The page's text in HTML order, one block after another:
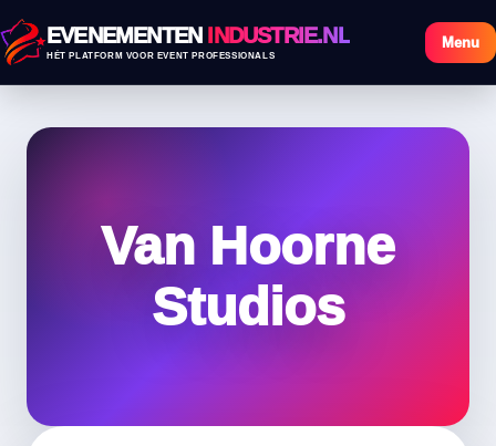
EVENEMENTEN INDUSTRIE.NL
HÉT PLATFORM VOOR EVENT PROFESSIONALS
Menu
Van Hoorne
Studios